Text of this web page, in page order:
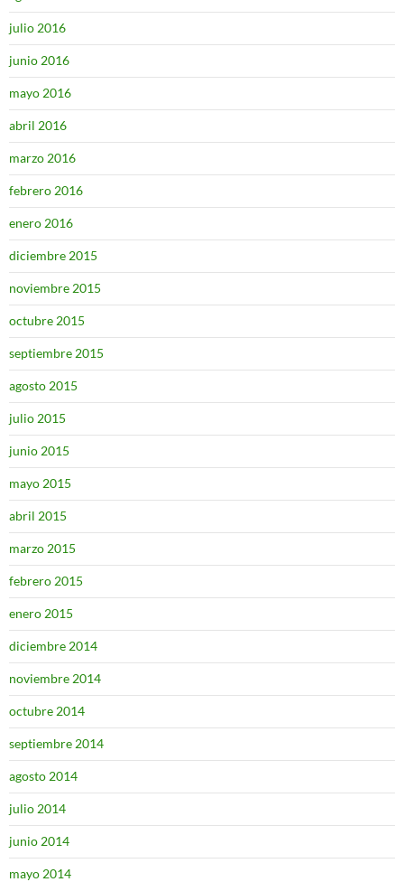
julio 2016
junio 2016
mayo 2016
abril 2016
marzo 2016
febrero 2016
enero 2016
diciembre 2015
noviembre 2015
octubre 2015
septiembre 2015
agosto 2015
julio 2015
junio 2015
mayo 2015
abril 2015
marzo 2015
febrero 2015
enero 2015
diciembre 2014
noviembre 2014
octubre 2014
septiembre 2014
agosto 2014
julio 2014
junio 2014
mayo 2014